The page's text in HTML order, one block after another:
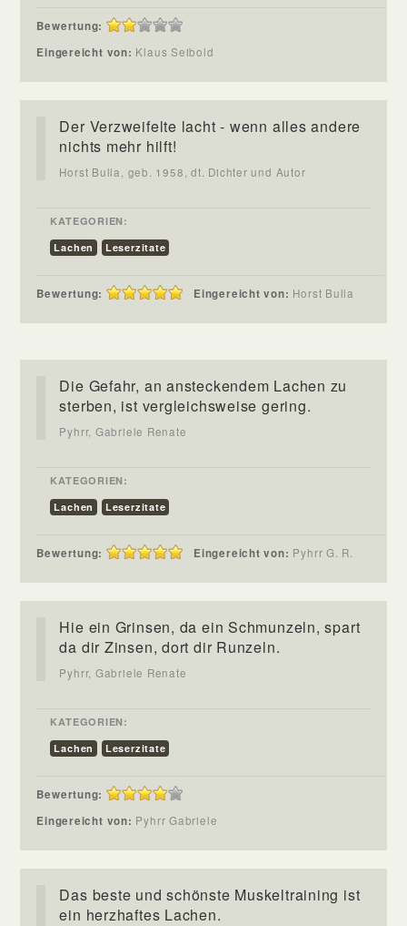
Bewertung:
Eingereicht von: Klaus Seibold
Der Verzweifelte lacht - wenn alles andere
nichts mehr hilft!
Horst Bulla, geb. 1958, dt. Dichter und Autor
KATEGORIEN:
Lachen
Leserzitate
Bewertung: Eingereicht von: Horst Bulla
Die Gefahr, an ansteckendem Lachen zu
sterben, ist vergleichsweise gering.
Pyhrr, Gabriele Renate
KATEGORIEN:
Lachen
Leserzitate
Bewertung: Eingereicht von: Pyhrr G. R.
Hie ein Grinsen, da ein Schmunzeln, spart
da dir Zinsen, dort dir Runzeln.
Pyhrr, Gabriele Renate
KATEGORIEN:
Lachen
Leserzitate
Bewertung:
Eingereicht von: Pyhrr Gabriele
Das beste und schönste Muskeltraining ist
ein herzhaftes Lachen.